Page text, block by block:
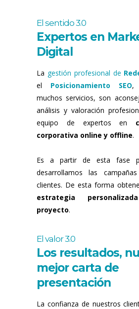
El sentido 3.0
Expertos en
Digital
La gestión profesional de
el Posicionamiento SEO,
muchos servicios, son
análisis y valoración
equipo de expertos en
corporativa online y offline.
Es a partir de esta fase
desarrollamos las
clientes. De esta forma
estrategia
proyecto.
El valor 3.0
Los resultados,
mejor carta de
presentación
La confianza de nuestros